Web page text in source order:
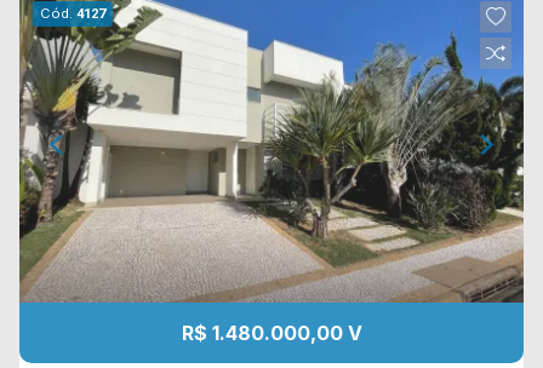
Cód.4127
R$ 1.480.000,00 V